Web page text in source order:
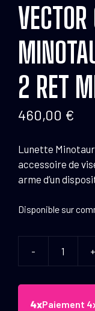
2 RET
460,00 €
Lunette Minotaur
accessoire de
arme d’un
Disponible sur
- +
Paiement